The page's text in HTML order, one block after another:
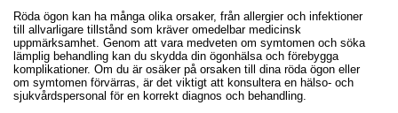
Röda ögon kan ha många olika orsaker, från allergier och infektioner
till allvarligare tillstånd som kräver omedelbar medicinsk
uppmärksamhet. Genom att vara medveten om symtomen och söka
lämplig behandling kan du skydda din ögonhälsa och förebygga
komplikationer. Om du är osäker på orsaken till dina röda ögon eller
om symtomen förvärras, är det viktigt att konsultera en hälso- och
sjukvårdspersonal för en korrekt diagnos och behandling.